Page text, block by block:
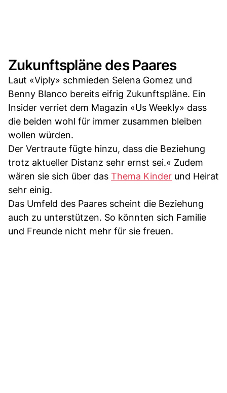
Zukunftspläne des Paares
Laut «Viply» schmieden Selena Gomez und
Benny Blanco bereits eifrig Zukunftspläne. Ein
Insider verriet dem Magazin «Us Weekly» dass
die beiden wohl für immer zusammen bleiben
wollen würden.
Der Vertraute fügte hinzu, dass die Beziehung
trotz aktueller Distanz sehr ernst sei.« Zudem
wären sie sich über das Thema Kinder und Heirat
sehr einig.
Das Umfeld des Paares scheint die Beziehung
auch zu unterstützen. So könnten sich Familie
und Freunde nicht mehr für sie freuen.